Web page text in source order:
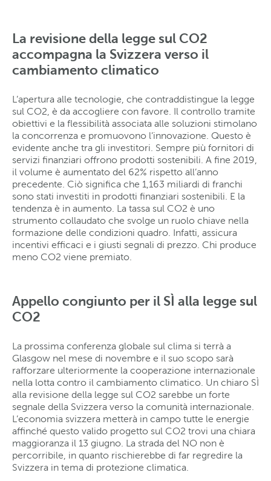
La revisione della legge sul CO2
accompagna la Svizzera verso il
cambiamento climatico
L’apertura alle tecnologie, che contraddistingue la legge
sul CO2, è da accogliere con favore. Il controllo tramite
obiettivi e la flessibilità associata alle soluzioni stimolano
la concorrenza e promuovono l’innovazione. Questo è
evidente anche tra gli investitori. Sempre più fornitori di
servizi finanziari offrono prodotti sostenibili. A fine 2019,
il volume è aumentato del 62% rispetto all’anno
precedente. Ciò significa che 1,163 miliardi di franchi
sono stati investiti in prodotti finanziari sostenibili. E la
tendenza è in aumento. La tassa sul CO2 è uno
strumento collaudato che svolge un ruolo chiave nella
formazione delle condizioni quadro. Infatti, assicura
incentivi efficaci e i giusti segnali di prezzo. Chi produce
meno CO2 viene premiato.
Appello congiunto per il SÌ alla legge sul
CO2
La prossima conferenza globale sul clima si terrà a
Glasgow nel mese di novembre e il suo scopo sarà
rafforzare ulteriormente la cooperazione internazionale
nella lotta contro il cambiamento climatico. Un chiaro SÌ
alla revisione della legge sul CO2 sarebbe un forte
segnale della Svizzera verso la comunità internazionale.
L’economia svizzera metterà in campo tutte le energie
affinché questo valido progetto sul CO2 trovi una chiara
maggioranza il 13 giugno. La strada del NO non è
percorribile, in quanto rischierebbe di far regredire la
Svizzera in tema di protezione climatica.